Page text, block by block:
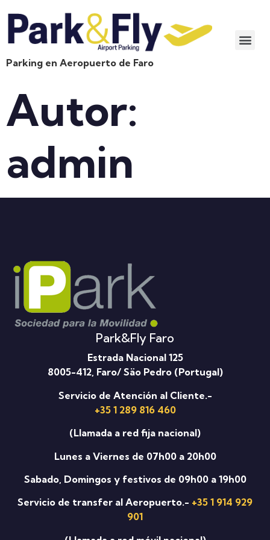
Parking en Aeropuerto de Faro
Autor:
admin
Park&Fly Faro
Estrada Nacional 125
8005-412, Faro/ Säo Pedro (Portugal)
Servicio de Atención al Cliente.-
+35 1 289 816 460
(Llamada a red fija nacional)
Lunes a Viernes de 07h00 a 20h00
Sabado, Domingos y festivos de 09h00 a 19h00
Servicio de transfer al Aeropuerto.- +35 1 914 929
901